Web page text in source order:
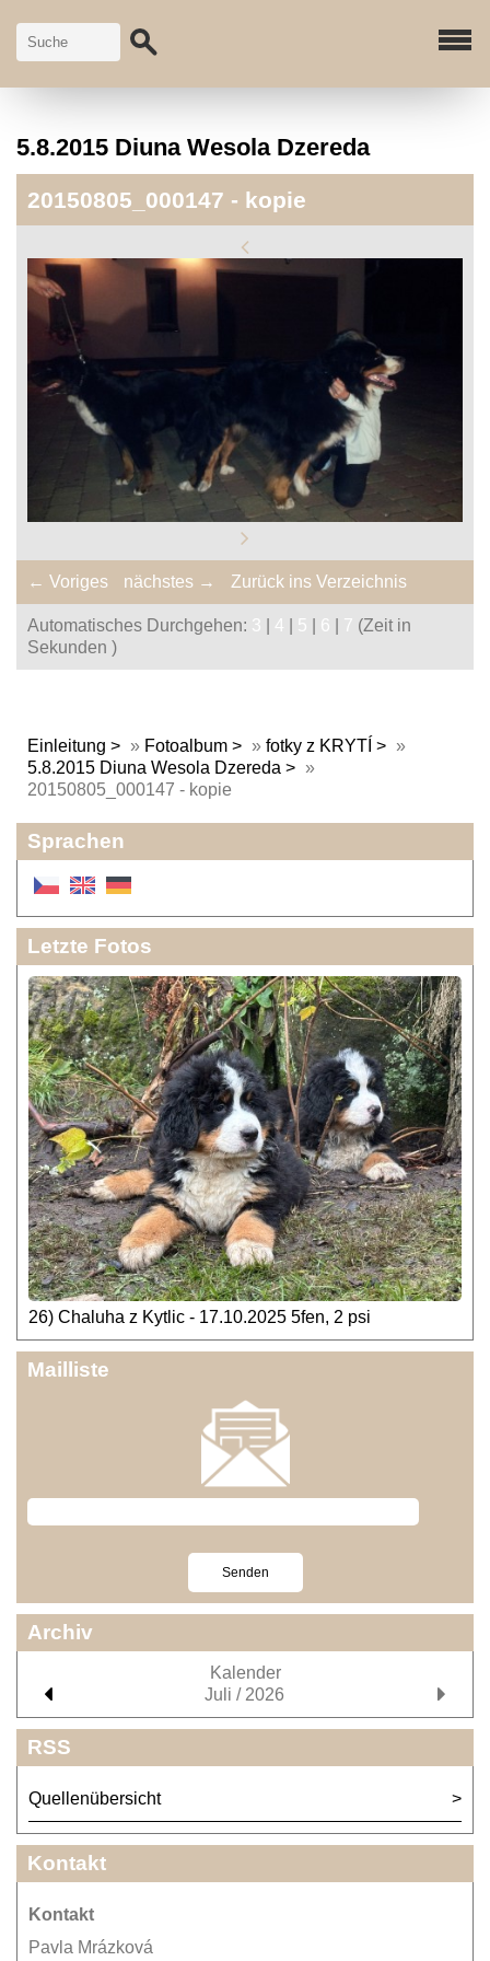
5.8.2015 Diuna Wesola Dzereda
20150805_000147 - kopie
← Voriges nächstes → Zurück ins Verzeichnis
Automatisches Durchgehen: 3 4 5 6 7 (Zeit in
Sekunden )
Einleitung » Fotoalbum » fotky z KRYTÍ
»
5.8.2015 Diuna Wesola Dzereda
»
20150805_000147 - kopie
Sprachen
Letzte Fotos
26) Chaluha z Kytlic - 17.10.2025 5fen, 2 psi
Mailliste
Archiv
Kalender
Juli / 2026
RSS
Quellenübersicht
Kontakt
Kontakt
Pavla Mrázková